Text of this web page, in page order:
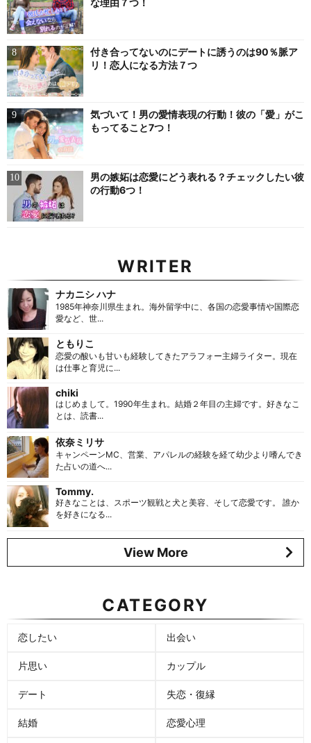
な理由７つ！
付き合ってないのにデートに誘うのは90％脈ア
リ！恋人になる方法７つ
気づいて！男の愛情表現の行動！彼の「愛」がこ
もってること7つ！
男の嫉妬は恋愛にどう表れる？チェックしたい彼
の行動6つ！
WRITER
ナカニシ ハナ
1985年神奈川県生まれ。海外留学中に、各国の恋愛事情や国際恋
愛など、世...
ともりこ
恋愛の酸いも甘いも経験してきたアラフォー主婦ライター。現在
は仕事と育児に...
chiki
はじめまして。1990年生まれ。結婚２年目の主婦です。好きなこ
とは、読書...
依奈ミリサ
キャンペーンMC、営業、アパレルの経験を経て幼少より嗜んでき
た占いの道へ...
Tommy.
好きなことは、スポーツ観戦と犬と美容、そして恋愛です。 誰か
を好きになる...
View More
CATEGORY
恋したい 出会い
片思い カップル
デート 失恋・復縁
結婚 恋愛心理